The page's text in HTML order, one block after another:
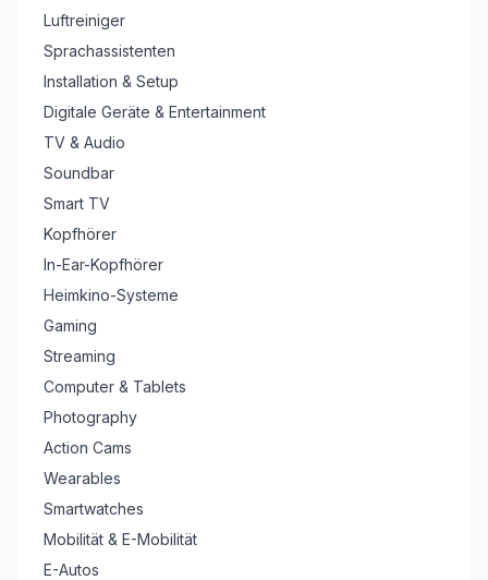
Luftreiniger
Sprachassistenten
Installation & Setup
Digitale Geräte & Entertainment
TV & Audio
Soundbar
Smart TV
Kopfhörer
In-Ear-Kopfhörer
Heimkino-Systeme
Gaming
Streaming
Computer & Tablets
Photography
Action Cams
Wearables
Smartwatches
Mobilität & E-Mobilität
E-Autos